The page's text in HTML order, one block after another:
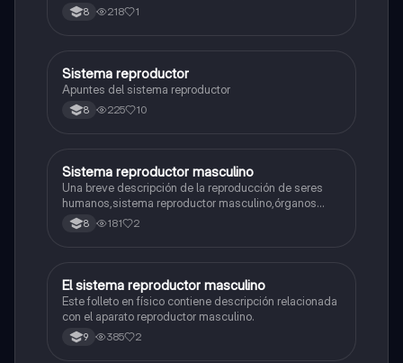
8 218 1
Biologia
Sistema reproductor
Apuntes del sistema reproductor
8 225 10
Biologia
Sistema reproductor masculino
Una breve descripción de la reproducción de seres
humanos,sistema reproductor masculino,órganos
genitales internos, órganos genitales externos,y
glándulas anexas
8 181 2
Biologia
El sistema reproductor masculino
Este folleto en físico contiene descripción relacionada
con el aparato reproductor masculino.
9 385 2